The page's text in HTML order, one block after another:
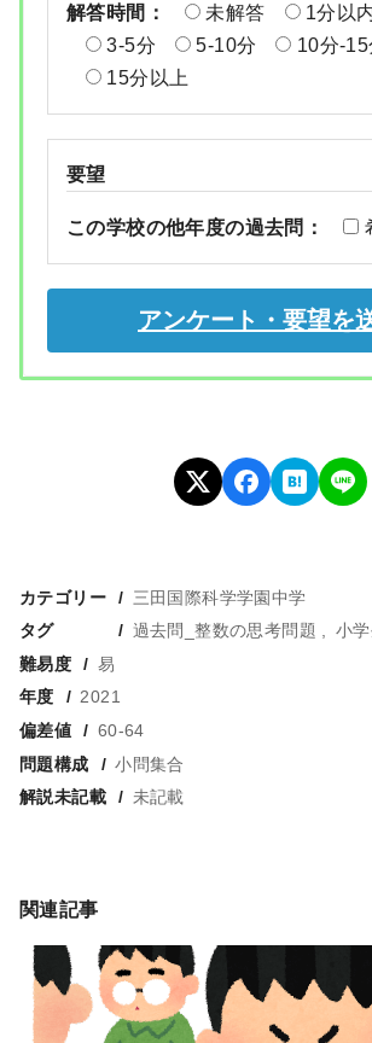
解答時間： 未解答 1分以
3-5分
5-10分
10分-15
15分以上
要望
この学校の他年度の過去問：
カテゴリー
三田国際科学学園中学
タグ
過去問_整数の思考問題 小
難易度
易
年度
2021
偏差値
60-64
問題構成
小問集合
解説未記載
未記載
関連記事